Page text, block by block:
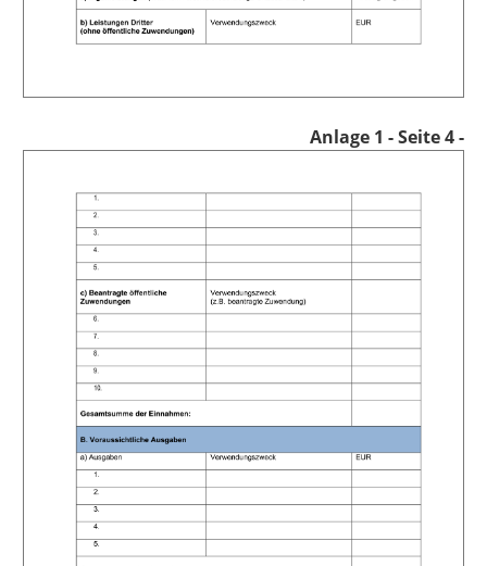
Anlage 1 - Seite 4 -